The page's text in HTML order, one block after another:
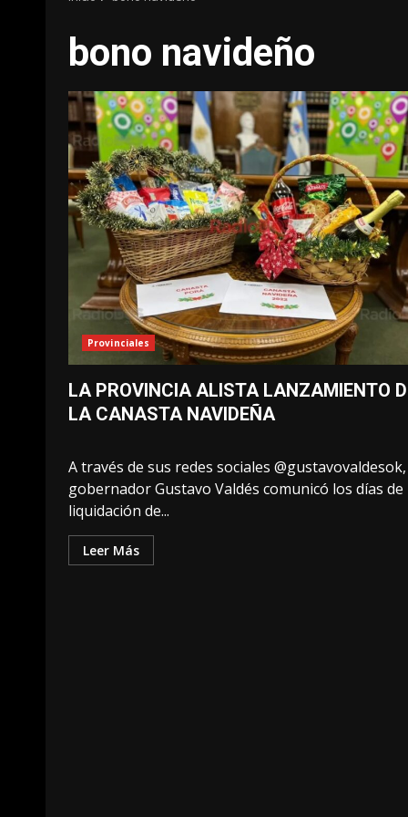
bono navideño
Provinciales
LA PROVINCIA ALISTA LANZAMIENTO
LA CANASTA NAVIDEÑA
A través de sus redes sociales
gobernador Gustavo Valdés comunicó los días de
liquidación de...
Leer Más